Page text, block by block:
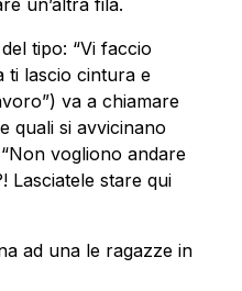
tipo: “Vi faccio
ti lascio cintura e
va a chiamare
quali si avvicinano
vogliono andare
Lasciatele stare qui
ad una le ragazze in